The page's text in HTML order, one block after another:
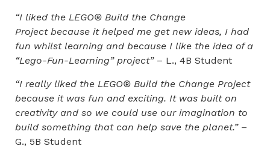
“I liked the LEGO® Build the Change
Project because it helped me get new ideas, I had
fun whilst learning and because I like the idea of a
“Lego-Fun-Learning” project”– L., 4B Student
“I really liked the LEGO® Build the Change Project
because it was fun and exciting. It was built on
creativity and so we could use our imagination to
build something that can help save the planet.”–
G., 5B Student